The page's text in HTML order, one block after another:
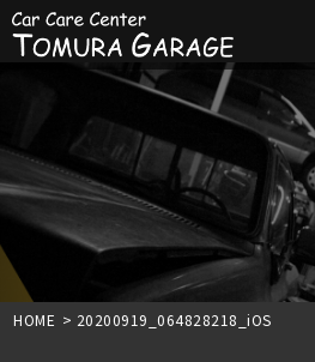
content
HOME > 20200919_064828218_iOS